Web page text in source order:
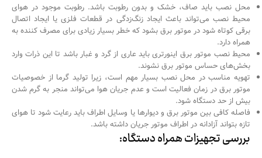
محل نصب باید صاف، خشک و بدون رطوبت باشد. رطوبت موجود در هوای
محیط نصب می‌تواند باعث ایجاد زنگ‌زدگی در قطعات فلزی یا ایجاد اتصال
برقی کوتاه شود در موتور برق بشود که خطر بسیار زیادی برای مصرف کننده به
همراه دارد.
محیط نصب موتور برق اینورتری باید عاری از گرد و غبار باشد تا این ذرات وارد
بخش‌های حساس موتور برق نشوند.
تهویه مناسب در محل نصب بسیار مهم است، زیرا تولید گرما از خصوصیات
موتور برق در زمان فعالیت است و عدم جریان هوا می‌تواند منجر به گرم شدن
بیش از حد دستگاه شود.
فاصله کافی بین موتور برق و دیوارها یا وسایل اطراف باید رعایت شود تا هوای
تازه بتواند آزادانه در اطراف موتور جریان داشته باشد.
بررسی تجهیزات همراه دستگاه: